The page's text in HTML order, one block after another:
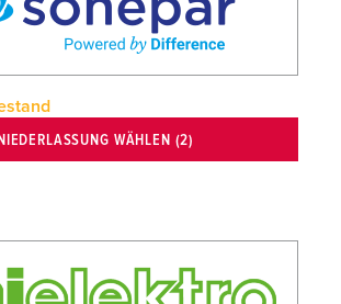
NIEDERLASSUNG WÄHLEN (2)